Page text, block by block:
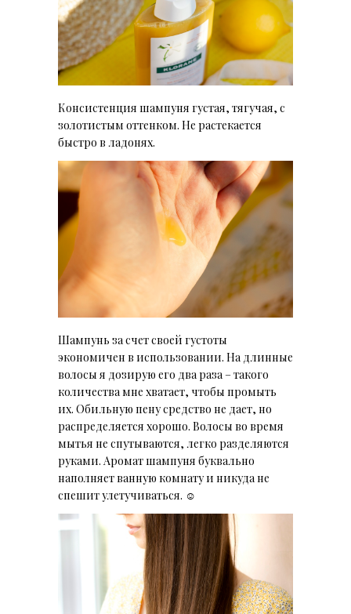
Консистенция шампуня густая, тягучая, с
золотистым оттенком. Не растекается
быстро в ладонях.
Шампунь за счет своей густоты
экономичен в использовании. На длинные
волосы я дозирую его два раза – такого
количества мне хватает, чтобы промыть
их. Обильную пену средство не дает, но
распределяется хорошо. Волосы во время
мытья не спутываются, легко разделяются
руками. Аромат шампуня буквально
наполняет ванную комнату и никуда не
спешит улетучиваться. ☺